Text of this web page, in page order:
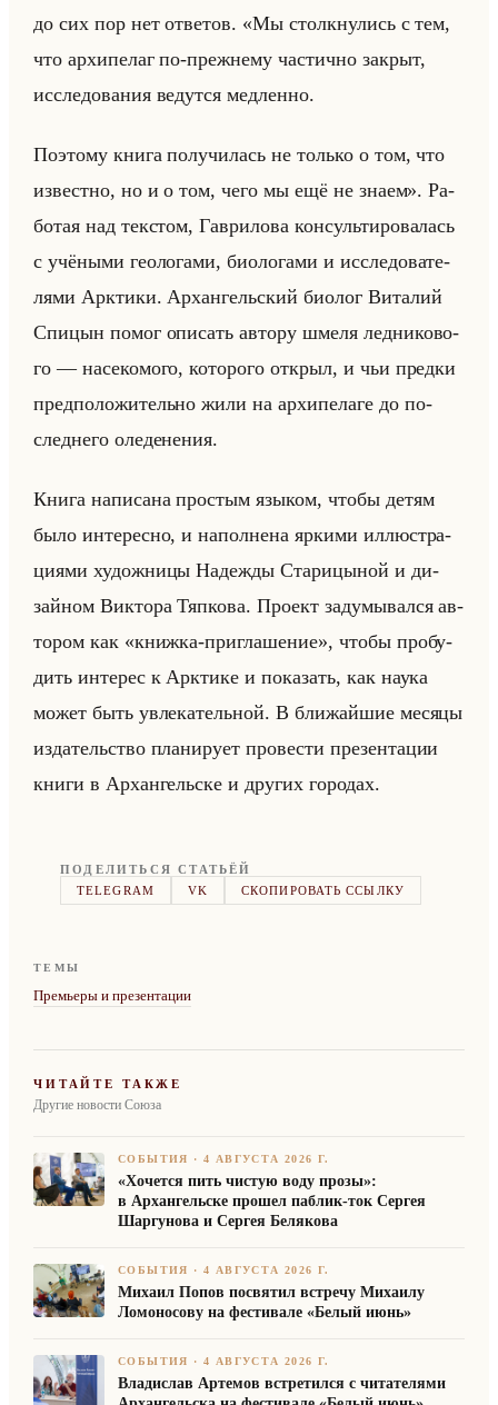
до сих пор нет от­ве­тов. «Мы столкнулись с тем,
что архипелаг по-прежнему частично закрыт,
исследования ведутся медленно.
Поэтому книга получилась не только о том, что
известно, но и о том, чего мы ещё не знаем». Ра­
бо­тая над тек­стом, Гав­ри­ло­ва кон­сульти­ро­ва­лась
с учё­ны­ми гео­ло­га­ми, био­ло­га­ми и ис­сле­до­ва­те­
ля­ми Арк­ти­ки. Ар­хан­гельский био­лог Ви­та­лий
Спи­цын помог опи­сать ав­то­ру шмеля лед­ни­ко­во­
го — на­се­ко­мо­го, ко­то­ро­го от­крыл, и чьи пред­ки
пред­по­ло­жи­тельно жили на ар­хи­пе­ла­ге до по­
след­не­го оле­де­не­ния.
Книга на­пи­са­на про­стым язы­ком, чтобы детям
было ин­те­рес­но, и на­пол­не­на яр­ки­ми ил­лю­стра­
ци­ями ху­дож­ни­цы На­деж­ды Ста­ри­цы­ной и ди­
зайном Вик­то­ра Тяп­ко­ва. Про­ект за­ду­мы­вал­ся ав­
то­ром как «книжка-приглашение», чтобы про­бу­
дить ин­те­рес к Арк­ти­ке и по­ка­зать, как наука
может быть увле­ка­тельной. В бли­жайшие ме­ся­цы
из­да­тельство пла­ни­ру­ет про­ве­сти пре­зен­та­ции
книги в Ар­хан­гельске и дру­гих го­ро­дах.
ПОДЕЛИТЬСЯ СТАТЬЁЙ
TELEGRAM
VK СКОПИРОВАТЬ ССЫЛКУ
ТЕМЫ
Премьеры и презентации
ЧИТАЙТЕ ТАКЖЕ
Другие новости Союза
СОБЫТИЯ ·4 АВГУСТА 2026 Г.
«Хочется пить чистую воду прозы»:
в Архангельске прошел паблик-ток Сергея
Шаргунова и Сергея Белякова
СОБЫТИЯ ·4 АВГУСТА 2026 Г.
Михаил Попов посвятил встречу Михаилу
Ломоносову на фестивале «Белый июнь»
СОБЫТИЯ ·4 АВГУСТА 2026 Г.
Владислав Артемов встретился с читателями